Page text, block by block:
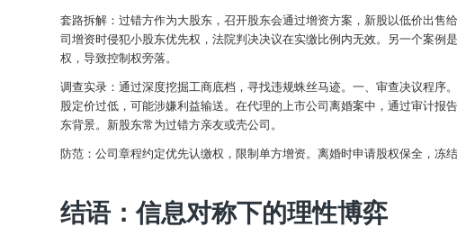
套路拆解：过错方作为大股东，召开股东会通过增资方案，新股以低价出
司增资时侵犯小股东优先权，法院判决决议在实缴比例内无效。另一个案例
权，导致控制权旁落。
调查实录：通过深度挖掘工商底档，寻找违规蛛丝马迹。一、审查决议程
股定价过低，可能涉嫌利益输送。在代理的上市公司离婚案中，通过审计
东背景。新股东常为过错方亲友或壳公司。
防范：公司章程约定优先认缴权，限制单方增资。离婚时申请股权保全，冻
结语：信息对称下的理性博弈